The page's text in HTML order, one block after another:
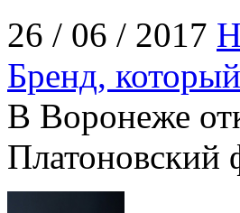
26 / 06 / 2017
Бренд,
В Воронеже
Платоновский